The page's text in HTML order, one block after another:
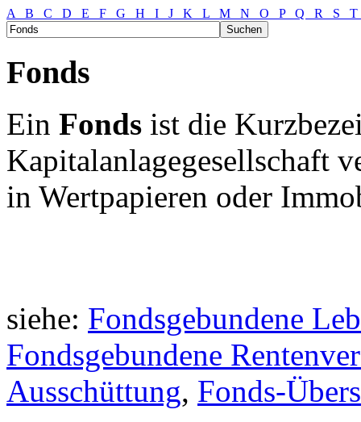
A B C D E F G H I J K L M N O P Q R S
Fonds
Ein Fonds ist die
Kapitalanlagegesellschaft
in Wertpapieren oder
siehe: Fondsgebundene
Fondsgebundene
Ausschüttung, Fonds-